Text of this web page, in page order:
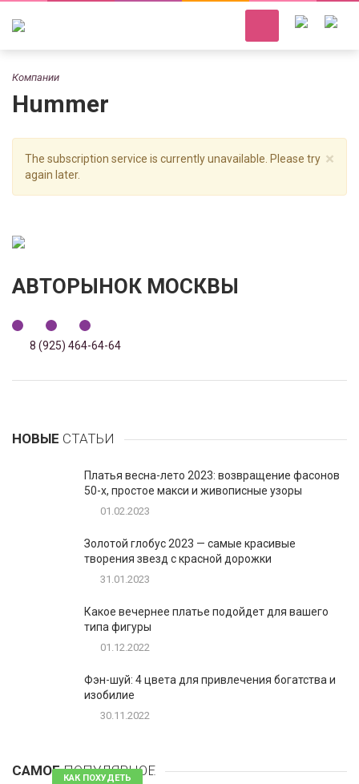
Компании
Hummer
×
The subscription service is currently unavailable. Please try
again later.
АВТОРЫНОК МОСКВЫ
8 (925) 464-64-64
НОВЫЕ СТАТЬИ
Платья весна-лето 2023: возвращение фасонов
50-х, простое макси и живописные узоры
01.02.2023
Золотой глобус 2023 — самые красивые
творения звезд с красной дорожки
31.01.2023
Какое вечернее платье подойдет для вашего
типа фигуры
01.12.2022
Фэн-шуй: 4 цвета для привлечения богатства и
изобилие
30.11.2022
САМОЕПОПУЛЯРНОЕ
КАК ПОХУДЕТЬ 81 комментарий